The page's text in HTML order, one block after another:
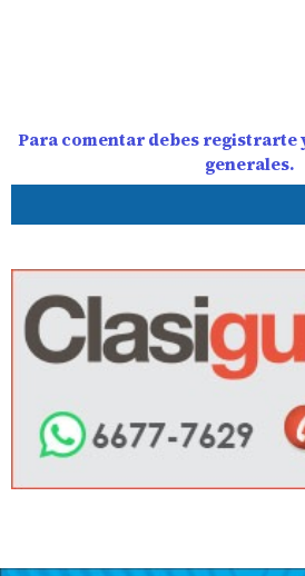
Para comentar debes registrarte
generales.